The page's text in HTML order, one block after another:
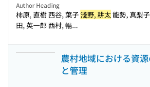
Author Heading
柿原, 直樹 西谷, 葉子淺野, 耕太能勢, 真梨
田, 英一郎 西村, 暢...
農村地域における資
と管理